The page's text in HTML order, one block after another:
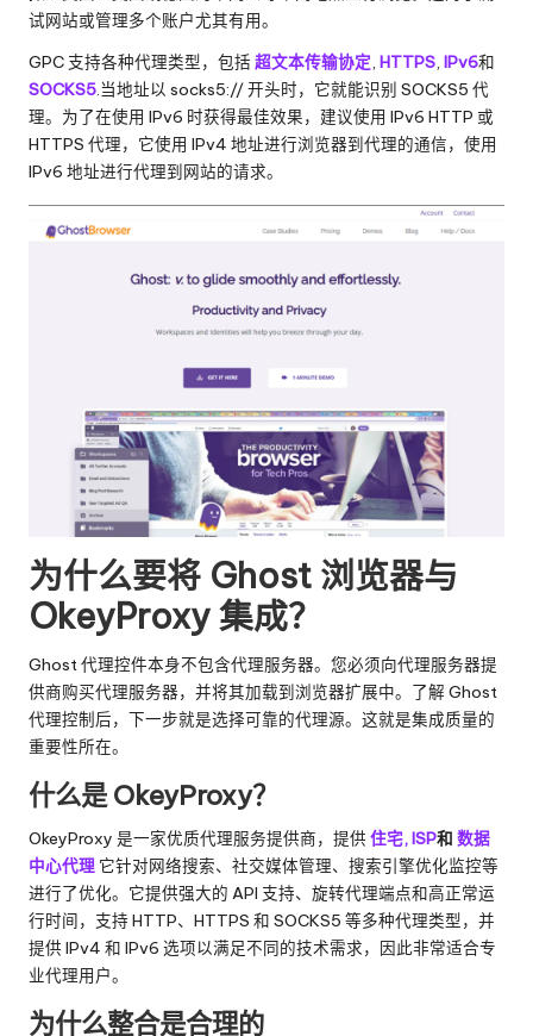
试网站或管理多个账户尤其有用。
GPC 支持各种代理类型，包括 超文本传输协定, HTTPS, IPv6和
SOCKS5.当地址以 socks5:// 开头时，它就能识别 SOCKS5 代
理。为了在使用 IPv6 时获得最佳效果，建议使用 IPv6 HTTP 或
HTTPS 代理，它使用 IPv4 地址进行浏览器到代理的通信，使用
IPv6 地址进行代理到网站的请求。
为什么要将 Ghost 浏览器与
OkeyProxy 集成？
Ghost 代理控件本身不包含代理服务器。您必须向代理服务器提
供商购买代理服务器，并将其加载到浏览器扩展中。了解 Ghost
代理控制后，下一步就是选择可靠的代理源。这就是集成质量的
重要性所在。
什么是 OkeyProxy？
OkeyProxy 是一家优质代理服务提供商，提供 住宅, ISP和 数据
中心代理 它针对网络搜索、社交媒体管理、搜索引擎优化监控等
进行了优化。它提供强大的 API 支持、旋转代理端点和高正常运
行时间，支持 HTTP、HTTPS 和 SOCKS5 等多种代理类型，并
提供 IPv4 和 IPv6 选项以满足不同的技术需求，因此非常适合专
业代理用户。
为什么整合是合理的